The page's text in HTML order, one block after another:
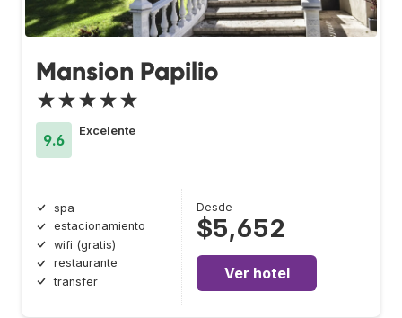
Mansion Papilio
★★★★★
9.6
Excelente
spa
estacionamiento
wifi (gratis)
restaurante
transfer
Desde
$5,652
Ver hotel